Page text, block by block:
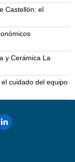
Castellón: el
y Cerámica La
cuidado del equipo